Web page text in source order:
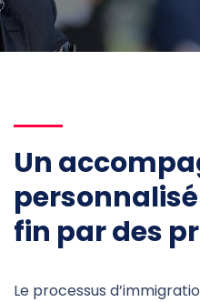
Un
fin par des
Le processus